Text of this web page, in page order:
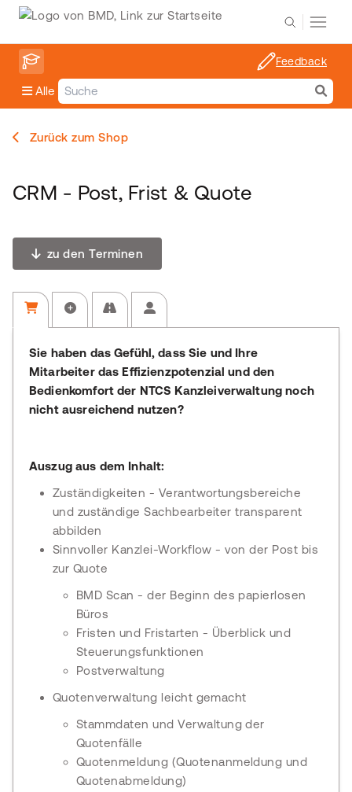
Alle
Feedback
Zurück zum Shop
CRM - Post, Frist & Quote
zu den Terminen
Sie haben das Gefühl, dass Sie und Ihre
Mitarbeiter das Effizienzpotenzial und den
Bedienkomfort der NTCS Kanzleiverwaltung noch
nicht ausreichend nutzen?
Auszug aus dem Inhalt:
Zuständigkeiten - Verantwortungsbereiche
und zuständige Sachbearbeiter transparent
abbilden
Sinnvoller Kanzlei-Workflow - von der Post bis
zur Quote
BMD Scan - der Beginn des papierlosen
Büros
Fristen und Fristarten - Überblick und
Steuerungsfunktionen
Postverwaltung
Quotenverwaltung leicht gemacht
Stammdaten und Verwaltung der
Quotenfälle
Quotenmeldung (Quotenanmeldung und
Quotenabmeldung)